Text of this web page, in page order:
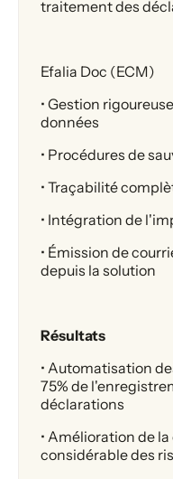
traitement des
Efalia Doc (ECM)
• Gestion
données
• Procédures de
• Traçabilité
• Intégration de
• Émission de
depuis la solution
Résultats
• Automatisation
75% de
déclarations
• Amélioration de
considérable des